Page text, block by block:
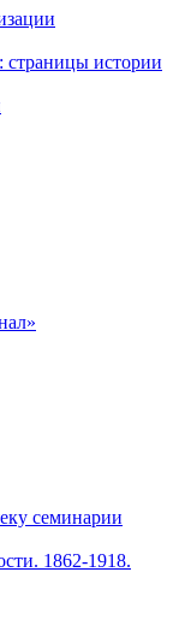
страницы истории
семинарии
1862-1918.